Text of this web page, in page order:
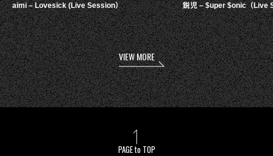
aimi – Lovesick (Live Session） 鋭児 – $uper $onic（Live
VIEW MORE
PAGE to TOP